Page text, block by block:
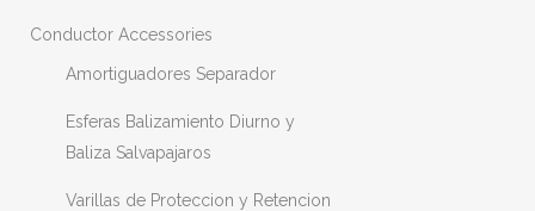
Conductor Accessories
Amortiguadores Separador
Esferas Balizamiento Diurno y
Baliza Salvapajaros
Varillas de Proteccion y Retencion